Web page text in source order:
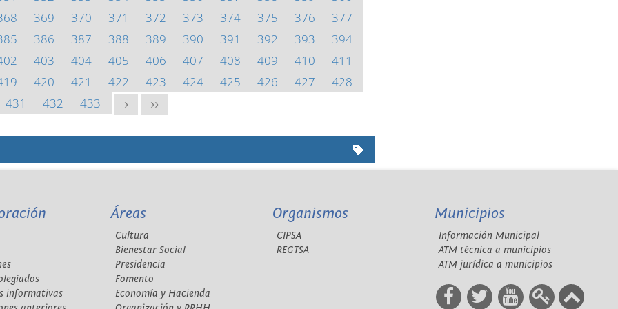
369 370 371 372 373 374 375 376
377
386 387 388 389 390 391 392 393
394
403 404 405 406 407 408 409 410
411
420 421 422 423 424 425 426 427
428
431
432 433 > >>
informativas
Áreas
Cultura
Bienestar Social
Presidencia
Fomento
Economía y Hacienda
Organismos
CIPSA
REGTSA
Municipios
Información Municipal
ATM técnica a municipios
ATM jurídica a municipios